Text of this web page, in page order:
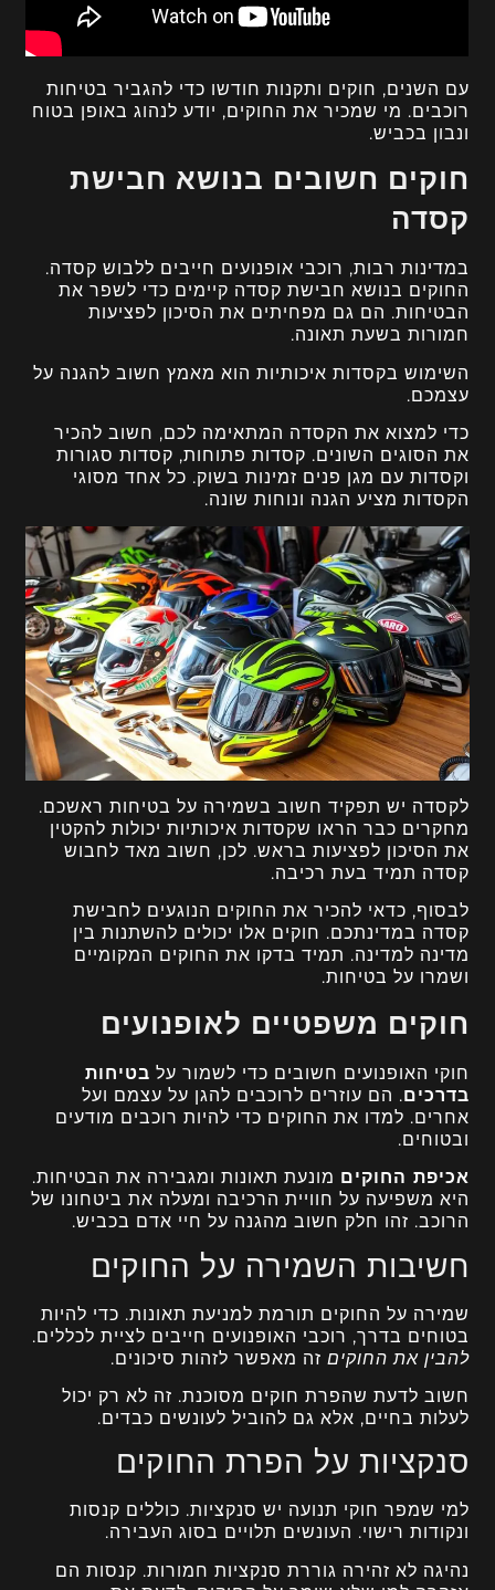
עם השנים, חוקים ותקנות חודשו כדי להגביר בטיחות
רוכבים. מי שמכיר את החוקים, יודע לנהוג באופן בטוח
ונבון בכביש.
חוקים חשובים בנושא חבישת
קסדה
במדינות רבות, רוכבי אופנועים חייבים ללבוש קסדה.
החוקים בנושא חבישת קסדה קיימים כדי לשפר את
הבטיחות. הם גם מפחיתים את הסיכון לפציעות
חמורות בשעת תאונה.
השימוש בקסדות איכותיות הוא מאמץ חשוב להגנה על
עצמכם.
כדי למצוא את הקסדה המתאימה לכם, חשוב להכיר
את הסוגים השונים. קסדות פתוחות, קסדות סגורות
וקסדות עם מגן פנים זמינות בשוק. כל אחד מסוגי
הקסדות מציע הגנה ונוחות שונה.
לקסדה יש תפקיד חשוב בשמירה על בטיחות ראשכם.
מחקרים כבר הראו שקסדות איכותיות יכולות להקטין
את הסיכון לפציעות בראש. לכן, חשוב מאד לחבוש
קסדה תמיד בעת רכיבה.
לבסוף, כדאי להכיר את החוקים הנוגעים לחבישת
קסדה במדינתכם. חוקים אלו יכולים להשתנות בין
מדינה למדינה. תמיד בדקו את החוקים המקומיים
ושמרו על בטיחות.
חוקים משפטיים לאופנועים
חוקי האופנועים חשובים כדי לשמור על בטיחות
בדרכים. הם עוזרים לרוכבים להגן על עצמם ועל
אחרים. למדו את החוקים כדי להיות רוכבים מודעים
ובטוחים.
אכיפת החוקים מונעת תאונות ומגבירה את הבטיחות.
היא משפיעה על חוויית הרכיבה ומעלה את ביטחונו של
הרוכב. זהו חלק חשוב מהגנה על חיי אדם בכביש.
חשיבות השמירה על החוקים
שמירה על החוקים תורמת למניעת תאונות. כדי להיות
בטוחים בדרך, רוכבי האופנועים חייבים לציית לכללים.
להבין את החוקים זה מאפשר לזהות סיכונים.
חשוב לדעת שהפרת חוקים מסוכנת. זה לא רק יכול
לעלות בחיים, אלא גם להוביל לעונשים כבדים.
סנקציות על הפרת החוקים
למי שמפר חוקי תנועה יש סנקציות. כוללים קנסות
ונקודות רישוי. העונשים תלויים בסוג העבירה.
נהיגה לא זהירה גוררת סנקציות חמורות. קנסות הם